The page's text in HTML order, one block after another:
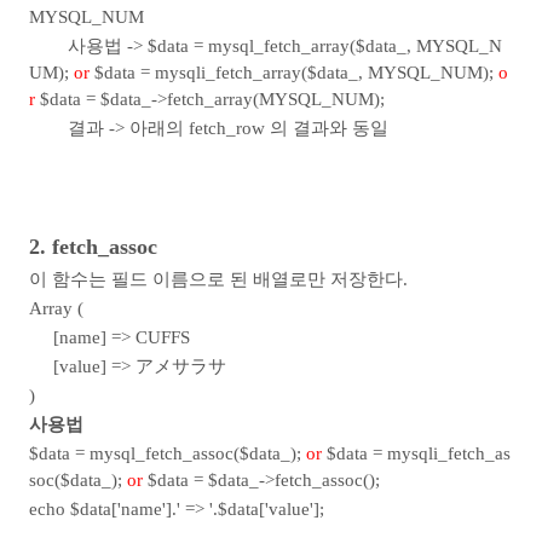
MYSQL_NUM
사용법 -> $data = mysql_fetch_array($data_, MYSQL_N
UM); or $data = mysqli_fetch_array($data_, MYSQL_NUM); o
r $data = $data_->fetch_array(MYSQL_NUM);
결과 -> 아래의 fetch_row 의 결과와 동일
2. fetch_assoc
이 함수는 필드 이름으로 된 배열로만 저장한다.
Array (
[name] => CUFFS
[value] => アメサラサ
)
사용법
$data = mysql_fetch_assoc($data_); or $data = mysqli_fetch_as
soc($data_); or $data = $data_->fetch_assoc();
echo $data['name'].' => '.$data['value'];